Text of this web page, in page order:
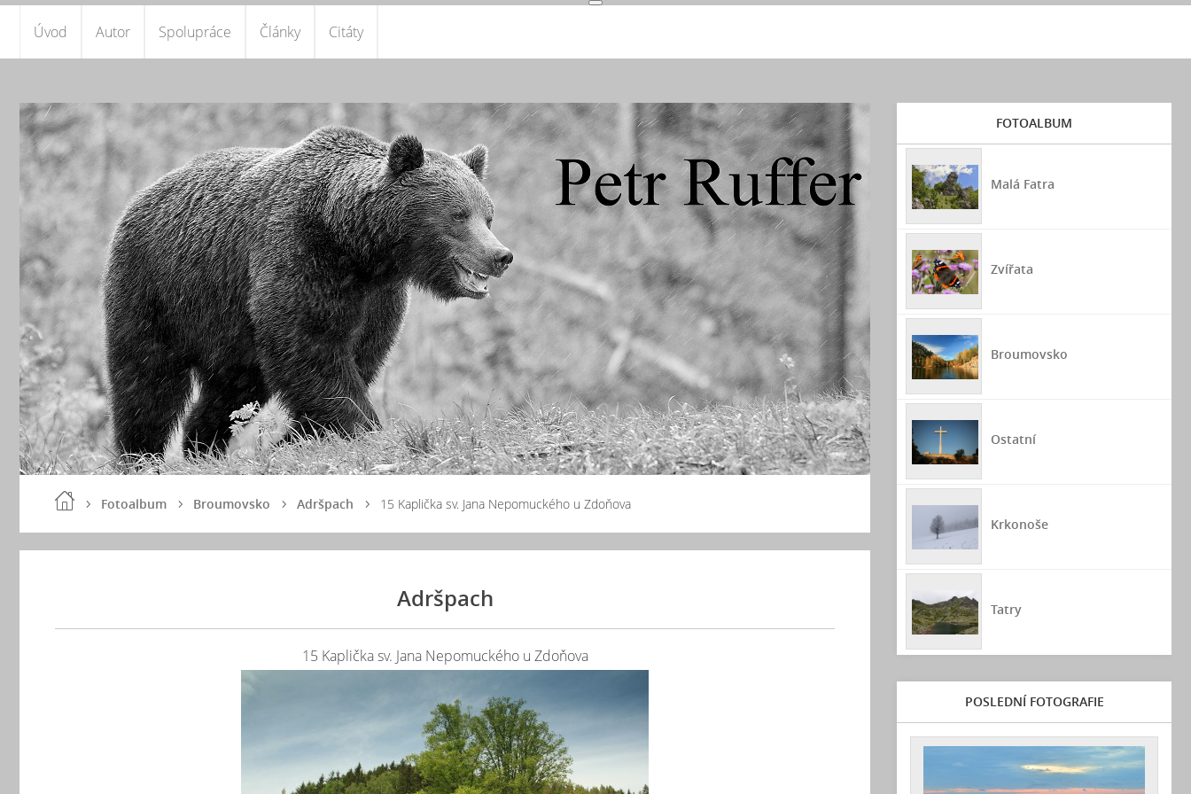
Úvod Autor Spolupráce Články Citáty
Fotoalbum Broumovsko Adršpach 15 Kaplička sv. Jana Nepomuckého u Zdoňova
Adršpach
15 Kaplička sv. Jana Nepomuckého u Zdoňova
FOTOALBUM
Malá Fatra
Zvířata
Broumovsko
Ostatní
Krkonoše
Tatry
POSLEDNÍ FOTOGRAFIE